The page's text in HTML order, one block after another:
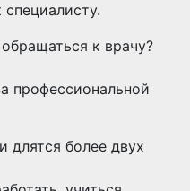
к врачу?
профессиональной
длятся более двух